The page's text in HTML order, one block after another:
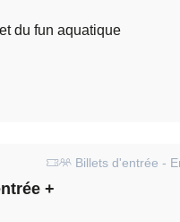
du fun aquatique
Billets d'entrée -
+